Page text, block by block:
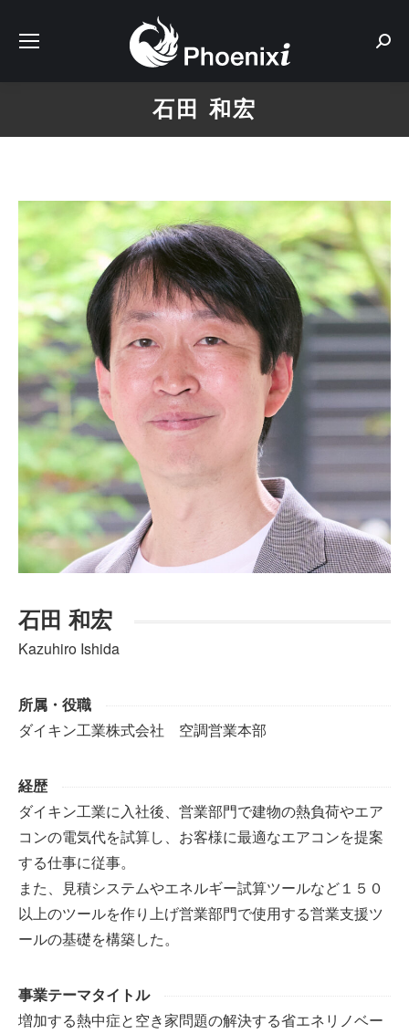
石田 和宏
石田 和宏
Kazuhiro Ishida
所属・役職
ダイキン工業株式会社 空調営業本部
経歴
ダイキン工業に入社後、営業部門で建物の熱負荷やエア
コンの電気代を試算し、お客様に最適なエアコンを提案
する仕事に従事。
また、見積システムやエネルギー試算ツールなど１５０
以上のツールを作り上げ営業部門で使用する営業支援ツ
ールの基礎を構築した。
事業テーマタイトル
増加する熱中症と空き家問題の解決する省エネリノベー